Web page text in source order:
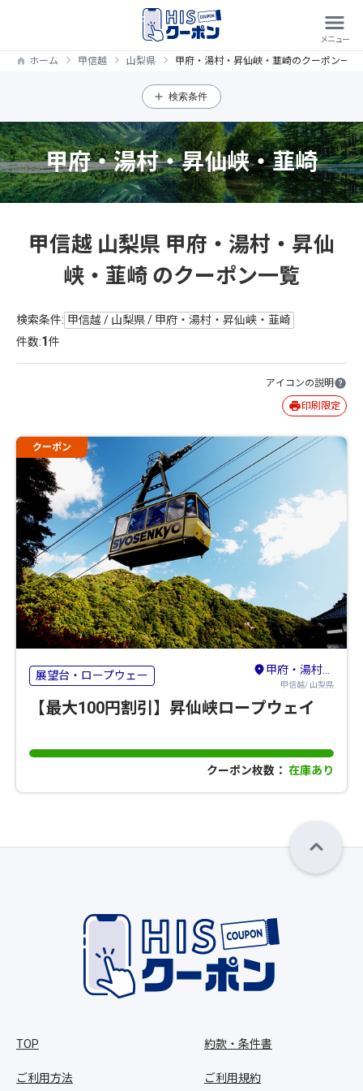
ホーム 甲信越 山梨県 甲府・湯村・昇仙峡・韮崎のクーポン一覧
検索条件
甲府・湯村・昇仙峡・韮崎
甲信越 山梨県 甲府・湯村・昇仙
峡・韮崎 のクーポン一覧
検索条件: 甲信越 / 山梨県 / 甲府・湯村・昇仙峡・韮崎
件数:1件
アイコンの説明
印刷限定
クーポン
展望台・ロープウェー 甲府・湯村・昇仙峡・韮崎
甲信越/ 山梨県
【最大100円割引】昇仙峡ロープウェイ
クーポン枚数： 在庫あり
TOP
ご利用方法
約款・条件書
ご利用規約